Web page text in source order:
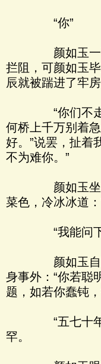
“你”
颜如玉一手
拦阻，可颜如玉
辰就被踹进了牢
“你们不走是
何桥上千万别着
好。”说罢，扯着
不为难你。”
颜如玉坐在
菜色，冷冰冰道：
“我能问下我
颜如玉自顾
身事外：“你若聪
题，如若你蠢钝
“五七十年？
罕。